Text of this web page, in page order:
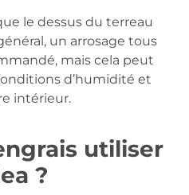
le dessus du terreau
un arrosage tous
mais cela peut
d’humidité et
intérieur.
utiliser
?